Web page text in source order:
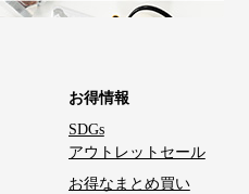
お得情報
SDGs
アウトレットセール
お得なまとめ買い